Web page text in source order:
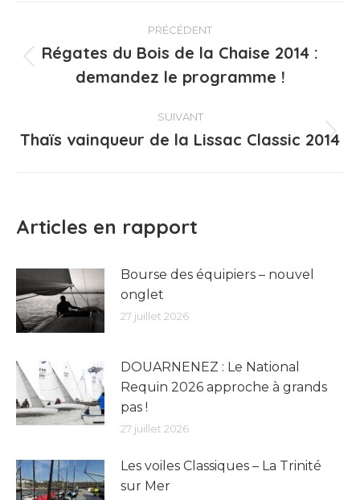
Navigation
article
PRÉCÉDENT
précédent
Régates du Bois de la Chaise 2014 :
demandez le programme !
SUIVANT
Article
Thaïs vainqueur de la Lissac Classic 2014
Articles en rapport
Bourse des équipiers – nouvel
onglet
27 juillet 2026
DOUARNENEZ : Le National
Requin 2026 approche à grands
pas !
27 juillet 2026
Les voiles Classiques – La Trinité
sur Mer